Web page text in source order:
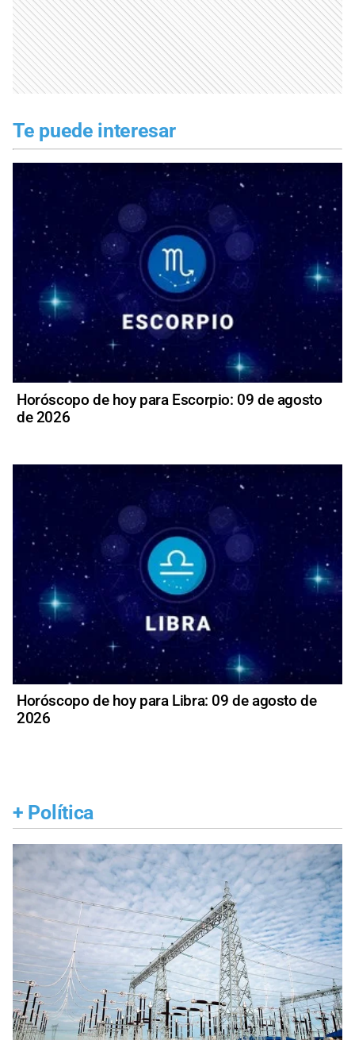
Te puede interesar
Horóscopo de hoy para Escorpio: 09 de agosto
de 2026
Horóscopo de hoy para Libra: 09 de agosto de
2026
+ Política